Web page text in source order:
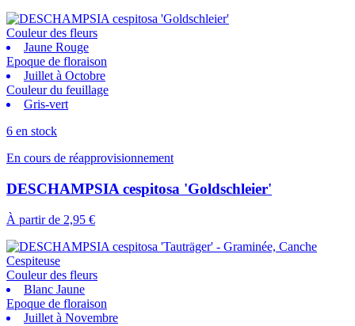
Couleur des fleurs
Jaune Rouge
Epoque de floraison
Juillet à Octobre
Couleur du feuillage
Gris-vert
6 en stock
En cours de réapprovisionnement
DESCHAMPSIA cespitosa 'Goldschleier'
À partir de 2,95 €
Couleur des fleurs
Blanc Jaune
Epoque de floraison
Juillet à Novembre